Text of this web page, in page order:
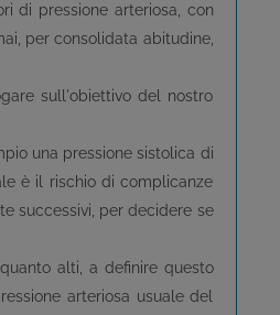
di pressione arteriosa, con
per consolidata abitudine,
sull'obiettivo del nostro
una pressione sistolica di
è il rischio di complicanze
successivi, per decidere se
alti, a definire questo
arteriosa usuale del